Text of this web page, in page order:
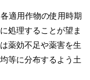
適用作物の使用時期
処理することが望ま
薬効不足や薬害を生
等に分布するよう土